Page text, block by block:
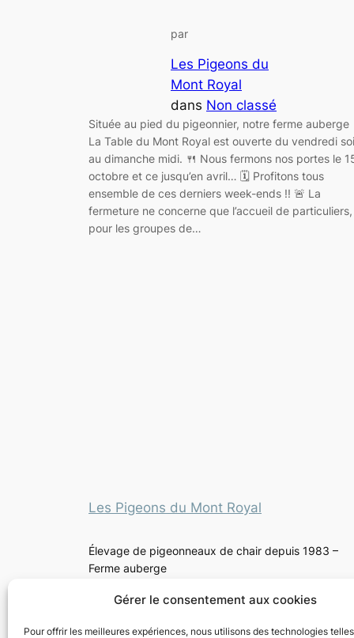
Gérer le consentement aux cookies
Pour offrir les meilleures expériences, nous utilisons des technologies
par
Les Pigeons du
Mont Royal
dans Non classé
Située au pied du pigeonnier, notre ferme auberge
La Table du Mont Royal est ouverte du vendredi
au dimanche midi. 🍴 Nous fermons nos portes le
octobre et ce jusqu’en avril… 🗓 Profitons tous
ensemble de ces derniers week-ends !! 🚨 La
fermeture ne concerne que l’accueil de particuliers,
pour les groupes de…
Les Pigeons du Mont Royal
Élevage de pigeonneaux de chair depuis 1983 –
Ferme auberge